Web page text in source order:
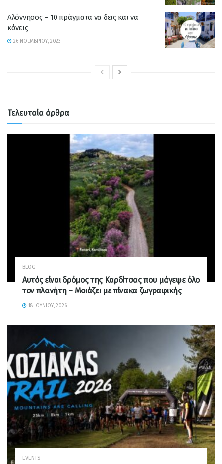
Αλόννησος – 10 πράγματα να δεις και να
κάνεις
26 ΝΟΕΜΒΡΊΟΥ, 2023
Τελευταία άρθρα
BLOG
Αυτός είναι δρόμος της Καρδίτσας που μάγεψε όλο
τον πλανήτη – Μοιάζει με πίνακα ζωγραφικής
18 ΙΟΥΝΊΟΥ, 2026
EVENTS